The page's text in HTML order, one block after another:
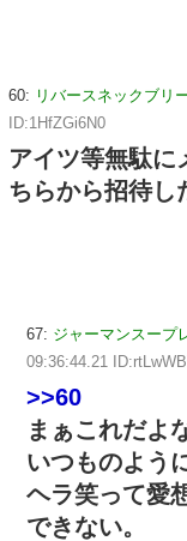
60: リバースネックブリ
ID:1HfZGi6N0
アイツ等無駄に
ちらから招待し
67: ジャーマンスープ
09:36:44.21
>>60
まぁこれだよ
いつものよう
ヘラ笑って愛
できない。